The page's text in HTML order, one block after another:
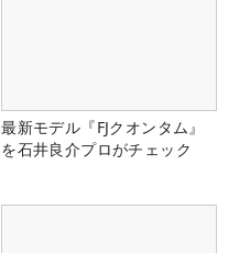
最新モデル『FJクオンタム』
を石井良介プロがチェック